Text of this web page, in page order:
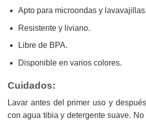
Apto para microondas y lavavajillas.
Resistente y liviano.
Libre de BPA.
Disponible en varios colores.
Cuidados:
Lavar antes del primer uso y
con agua tibia y detergente suave. No